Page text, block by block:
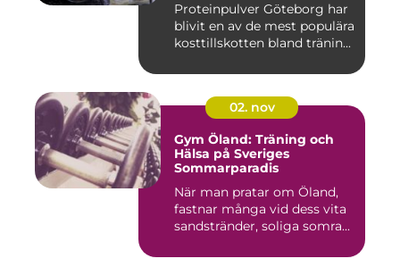
Proteinpulver Göteborg har
blivit en av de mest populära
kosttillskotten bland tränin...
02. nov
Gym Öland: Träning och
Hälsa på Sveriges
Sommarparadis
När man pratar om Öland,
fastnar många vid dess vita
sandstränder, soliga somra...